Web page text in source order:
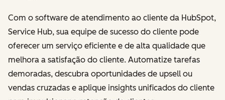
Com o software de atendimento ao cliente da HubSpot,
Service Hub, sua equipe de sucesso do cliente pode
oferecer um serviço eficiente e de alta qualidade que
melhora a satisfação do cliente. Automatize tarefas
demoradas, descubra oportunidades de upsell ou
vendas cruzadas e aplique insights unificados do cliente